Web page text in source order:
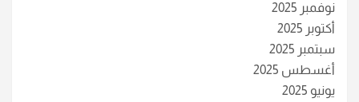
نوفمبر 2025
أكتوبر 2025
سبتمبر 2025
أغسطس 2025
يونيو 2025